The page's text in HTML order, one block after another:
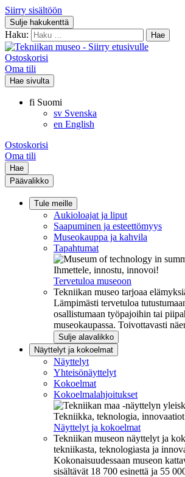
Siirry sisältöön
Sulje hakukenttä
Haku:
Ostoskorisi
Oma tili
Hae sivulta
fi Suomi
sv Svenska
en English
Ostoskorisi
Oma tili
Hae
Päävalikko
Tule meille
Aukioloajat ja liput
Saapuminen ja esteettömyys
Museokauppa ja kahvila
Tapahtumat
Ihmettele, innostu, innovoi!
Tervetuloa museoon
Tekniikan museo tarjoaa
Lämpimästi tervetuloa
osallistumaan työpajoihin tai
museokaupassa. Toivottavasti
Sulje alavalikko
Näyttelyt ja kokoelmat
Näyttelyt
Yhteisönäyttelyt
Kokoelmat
Kokoelmalahjoitukset
Tekniikka, teknologia, innovaatiot
Näyttelyt ja kokoelmat
Tekniikan museon näyttelyt ja
tekniikasta, teknologiasta ja
Kokonaisuudessaan museon
sisältävät 18 700 esinettä ja 55